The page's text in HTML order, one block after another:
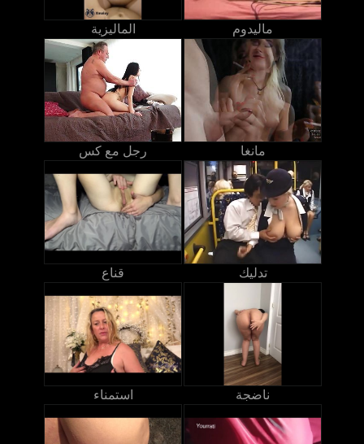
الماليزية ماليدوم
رجل مع كس مانغا
قناع تدليك
استمناء ناضجة